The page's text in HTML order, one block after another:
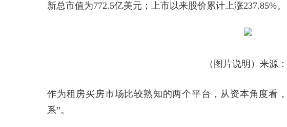
新总市值为772.5亿美元；上市以来股价累计上涨237.85%。
（图片说明）来源
作为租房买房市场比较熟知的两个平台，从资本角度看
系”。